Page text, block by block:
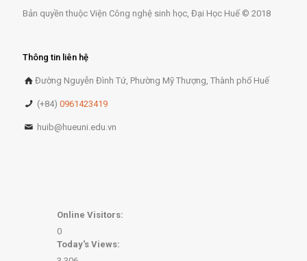
Bản quyền thuộc Viện Công nghệ sinh học, Đại Học Huế © 2018
Thông tin liên hệ
Đường Nguyễn Đình Tứ, Phường Mỹ Thượng, Thành phố Huế
(+84)0961423419
huib@hueuni.edu.vn
Online Visitors:
0
Today's Views: